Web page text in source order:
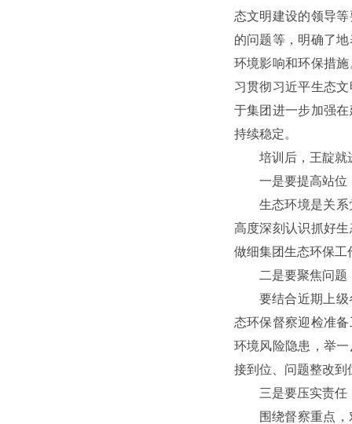
态文明建设的领导
的问题等，明确了
环境影响和环保措
习贯彻习近平生态
于集团进一步加强
持续稳定。
培训后，王靛就
一是要提高站位
生态环境是关
高度深刻认识抓好
做细集团生态环保工
二是要聚焦问题
要结合近期上
态环保督察迎检准
环境风险隐患，举
接到位、问题整改到
三是要压实责任
围绕督察重点